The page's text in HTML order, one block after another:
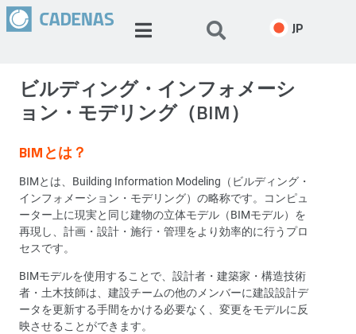
JP
ビルディング・インフォメーシ
ョン・モデリング（BIM）
BIMとは？
BIMとは、Building Information Modeling（ビルディング・
インフォメーション・モデリング）の略称です。コンピュ
ーター上に現実と同じ建物の立体モデル（BIMモデル）を
再現し、計画・設計・施行・管理をより効率的に行うプロ
セスです。
BIMモデルを使用することで、設計者・建築家・構造技術
者・土木技師は、建設チームの他のメンバーに建設設計デ
ータを更新する手間をかける必要なく、変更をモデルに反
映させることができます。